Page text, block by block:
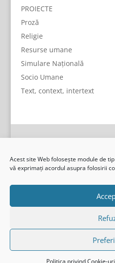
Acest site Web folosește module de
vă exprimați acordul asupra folosirii
Politica privind Cookie-
PROIECTE
Proză
Religie
Resurse umane
Simulare Națională
Socio Umane
Text, context, intertext
I.S.J,